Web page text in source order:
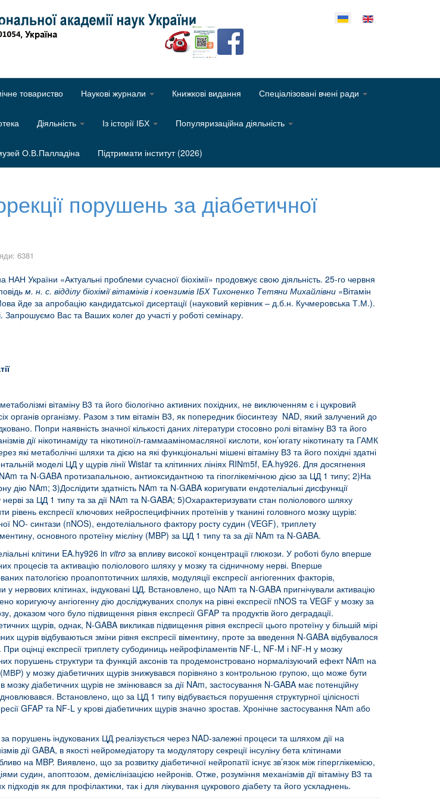
Оберіть свою мову
товариство Наукові журнали Книжкові видання Спеціалізовані вчені ради
Діяльність Із історії ІБХ Популяризаційна діяльність
О.В.Палладіна Підтримати інститут (2026)
порушень за діабетичної
6381
НАН України «Актуальні проблеми сучасної біохімії» продовжує свою діяльність. 25-го червня
м. н. с. відділу біохімії вітамінів і коензимів ІБХ Тихоненко Тетяни Михайлівни «Вітамін
йде за апробацію кандидатської дисертації (науковий керівник – д.б.н. Кучмеровська Т.М.).
Запрошуємо Вас та Ваших колег до участі у роботі семінару.
вітаміну В3 та його біологічно активних похідних, не виключенням є і цукровий
організму. Разом з тим вітамін В3, як попередник біосинтезу NAD, який залучений до
Попри наявність значної кількості даних літератури стосовно ролі вітаміну В3 та його
дії нікотинаміду та нікотиноїл-гаммааміномасляної кислоти, кон’югату нікотинату та ГАМК
які метаболічні шляхи та дією на які функціональні мішені вітаміну В3 та його похідні здатні
моделі ЦД у щурів лінії Wistar та клітинних лініях RINm5f, EA.hy926. Для досягнення
та N-GABA протизапальною, антиоксидантною та гіпоглікемічною дією за ЦД 1 типу; 2)На
дію NAm; 3)Дослідити здатність NAm та N-GABA коригувати ендотеліальні дисфункції
за ЦД 1 типу та за дії NAm та N-GABA; 5)Охарактеризувати стан поліолового шляху
рівень експресії ключових нейроспецифічних протеїнів у тканині головного мозку щурів:
NO- синтази (nNOS), ендотеліального фактору росту судин (VEGF), триплету
основного протеїну мієліну (MBP) за ЦД 1 типу та за дії NAm та N-GABA.
клітини EA.hy926 in vitro за впливу високої концентрації глюкози. У роботі було вперше
процесів та активацію поліолового шляху у мозку та сідничному нерві. Вперше
патологією проапоптотичних шляхів, модуляції експресії ангіогенних факторів,
у нервових клітинах, індуковані ЦД. Встановлено, що NAm та N-GABA пригнічували активацію
ангіогенну дію досліджуваних сполук на рівні експресії nNOS та VEGF у мозку за
чого було підвищення рівня експресії GFAP та продуктів його деградації.
щурів, однак, N-GABA викликав підвищення рівня експресії цього протеїну у більшій мірі
відбуваються зміни рівня експресії віментину, проте за введення N-GABA відбувалося
оцінці експресії триплету субодиниць нейрофіламентів NF-L, NF-M і NF-Н у мозку
порушень структури та функцій аксонів та продемонстровано нормалізуючий ефект NAm на
у мозку діабетичних щурів знижувався порівняно з контрольною групою, що може бути
мозку діабетичних щурів не змінювався за дії NAm, застосування N-GABA має потенційну
Встановлено, що за ЦД 1 типу відбувається порушення структурної цілісності
GFAP та NF-L у крові діабетичних щурів значно зростав. Хронічне застосування NАm або
порушень індукованих ЦД реалізується через NAD-залежні процеси та шляхом дії на
дії GABA, в якості нейромедіатору та модулятору секреції інсуліну бета клітинами
на MBP. Виявлено, що за розвитку діабетичної нейропатії існує зв’язок між гіперглікемією,
судин, апоптозом, демієлінізацією нейронів. Отже, розуміння механізмів дії вітаміну В3 та
як для профілактики, так і для лікування цукрового діабету та його ускладнень.